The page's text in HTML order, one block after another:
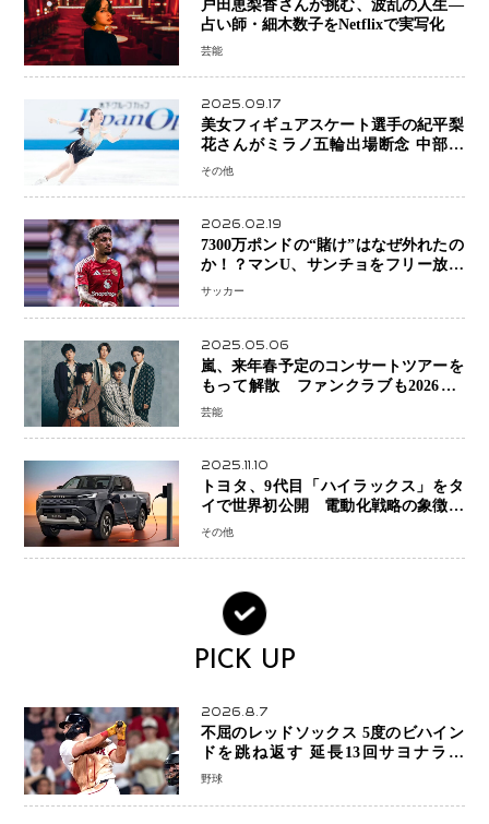
戸田恵梨香さんが挑む、波乱の人生―
占い師・細木数子をNetflixで実写化
芸能
2025.09.17
美女フィギュアスケート選手の紀平梨
花さんがミラノ五輪出場断念 中部選
手権欠場を発表「安全最優先の判断」
その他
2026.02.19
7300万ポンドの“賭け”はなぜ外れたの
か！？マンU、サンチョをフリー放出
へ・・・補強戦略の転換点に
サッカー
2025.05.06
嵐、来年春予定のコンサートツアーを
もって解散 ファンクラブも2026年5
月末で活動終了
芸能
2025.11.10
トヨタ、9代目「ハイラックス」をタ
イで世界初公開 電動化戦略の象徴と
なるBEVモデルを初設定
その他
PICK UP
2026.8.7
不屈のレッドソックス 5度のビハイン
ドを跳ね返す 延長13回サヨナラ勝
ち 吉田正尚選手も2安打1打点で貢献 4
野球